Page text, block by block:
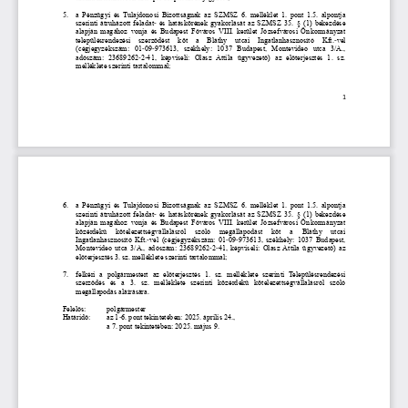
1
5.
a  Pénzügyi  és  Tulajdonosi  Bizottságnak  az  SZMSZ  6.  melléklet  1.  pont  1.5.  alpontja
szerinti átruházott feladat- és hatáskörének gyakorlását az SZMSZ 35. § (1) bekezdése
alapján  magához  vonja  és  Budapest  Főváros  VIII.  kerület  Józsefvárosi  Önkormányzat
településrendezési   szerződést   köt   a   Bláthy   utcai   Ingatlanhasznosító   Kft. -vel
(cégjegyzékszám:  01-09-973613,  székhely:  1037  Budapest,  Montevideo  utca  3/A.,
adószám:  23689262-2-41,  képviseli:  Olasz  Attila  ügyvezető)  az  előterjesztés  1.  sz.
melléklete szerinti tartalommal;
6.
a  Pénzügyi  és  Tulajdonosi  Bizottságnak  az  SZMSZ  6.  melléklet  1.  pont  1.5.  alpontja
szerinti átruházott feladat- és hatáskörének gyakorlását az SZMSZ 35. § (1) bekezdése
alapján  magához  vonja  és  Budapest  Főváros  VIII.  kerület  Józsefvárosi  Önkormányzat
közérdekű   kötelezettségvállalásról   szóló   megállapodást   köt   a   Bláthy   utcai
Ingatlanhasznosító  Kft.-vel  (cégjegyzékszám:  01-09-973613,  székhely:  1037  Budapest,
Montevideo  utca  3/A.,  adószám:  23689262-2-41,  képviseli:  Olasz  Attila  ügyvezető)  az
előterjesztés 3. sz. melléklete szerinti tartalommal;
7.
felkéri  a  polgármestert  az  előterjesztés  1.  sz.  melléklete  szerinti  Településrendezési
szerződés  és  a  3.  sz.  melléklete  szerinti  közérdekű  kötelezettségvállalásról  szóló
megállapodás aláírására.
Felelős:
polgármester
Határidő:
az 1 -6. pont tekintetében: 2025. április 24.,
a 7. pont tekintetében: 2025. május 9.